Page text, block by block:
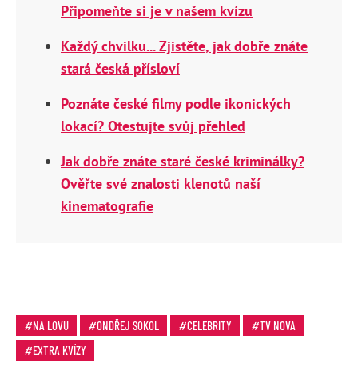
Připomeňte si je v našem kvízu
Každý chvilku... Zjistěte, jak dobře znáte
stará česká přísloví
Poznáte české filmy podle ikonických
lokací? Otestujte svůj přehled
Jak dobře znáte staré české kriminálky?
Ověřte své znalosti klenotů naší
kinematografie
NA LOVU ONDŘEJ SOKOL CELEBRITY
TV NOVA
EXTRA KVÍZY